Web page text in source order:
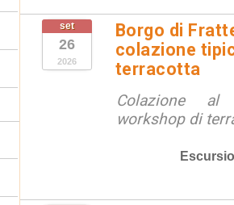
set
26
2026
Borgo di
colazione
terracotta
Colazione al
workshop di